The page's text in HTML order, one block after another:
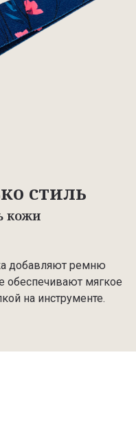
стиль
кожи
добавляют ремню
обеспечивают мягкое
на инструменте.